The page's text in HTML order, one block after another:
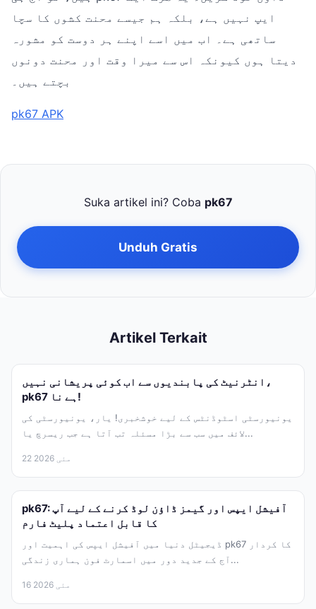
ایپ نہیں ہے، بلکہ ہم جیسے محنت کشوں کا سچا
ساتھی ہے۔ اب میں اسے اپنے ہر دوست کو مشورہ
دیتا ہوں کیونکہ اس سے میرا وقت اور محنت دونوں
بچتے ہیں۔
pk67 APK
Suka artikel ini? Coba pk67
Unduh Gratis
Artikel Terkait
انٹرنیٹ کی پابندیوں سے اب کوئی پریشانی نہیں،
pk67 ہے نا!
یونیورسٹی اسٹوڈنٹس کے لیے خوشخبری! یار، یونیورسٹی کی
لائف میں سب سے بڑا مسئلہ تب آتا ہے جب ریسرچ یا...
22 مئی 2026
pk67: آفیشل ایپس اور گیمز ڈاؤن لوڈ کرنے کے لیے آپ
کا قابل اعتماد پلیٹ فارم
ڈیجیٹل دنیا میں آفیشل ایپس کی اہمیت اور pk67 کا کردار
آج کے جدید دور میں اسمارٹ فون ہماری زندگی...
16 مئی 2026